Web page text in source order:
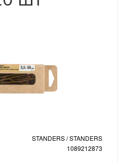
STANDERS / STANDERS
1089212873